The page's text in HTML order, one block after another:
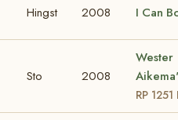
Hingst 2008 I Can
Sto 2008
Wester
RP 1251